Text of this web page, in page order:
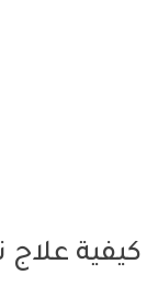
كيفية علاج